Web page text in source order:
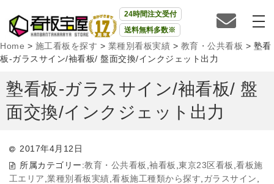
24時間注文受付
送料無料多数※
Home > 施工看板を探す > 業種別看板実績 > 教育・公共看板 > 塾看
板-ガラスサイン/袖看板/ 盤面交換/インクジェット出力
塾看板-ガラスサイン/袖看板/ 盤
面交換/インクジェット出力
2017年4月12日
所属カテゴリー:教育・公共看板 ,袖看板 ,東京23区看板 ,看板施
工エリア ,業種別看板実績 ,看板施工種類から探す ガラスサイン